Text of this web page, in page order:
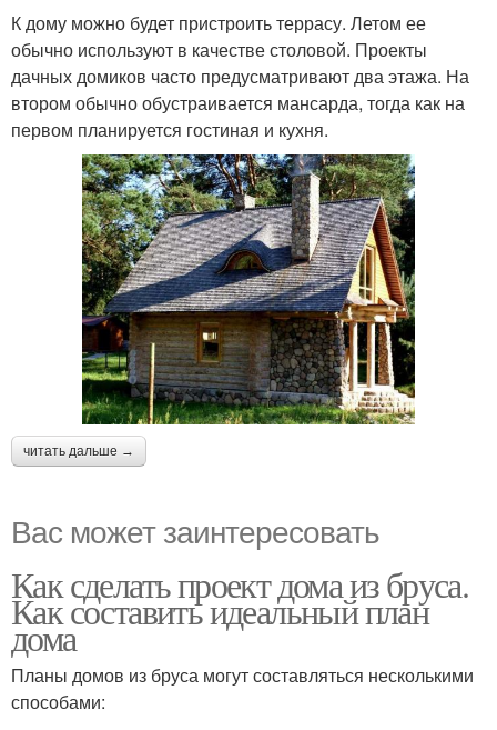
К дому можно будет пристроить террасу. Летом ее
обычно используют в качестве столовой. Проекты
дачных домиков часто предусматривают два этажа. На
втором обычно обустраивается мансарда, тогда как на
первом планируется гостиная и кухня.
читать дальше →
Вас может заинтересовать
Как сделать проект дома из бруса.
Как составить идеальный план
дома
Планы домов из бруса могут составляться несколькими
способами: